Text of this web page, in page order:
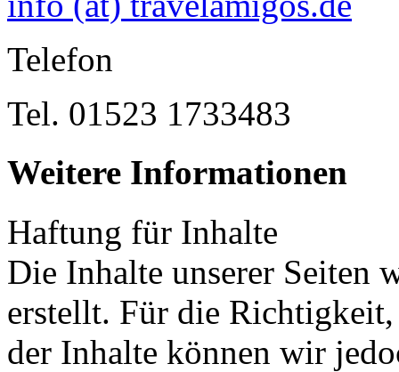
Telefon
Tel. 01523 1733483
Weitere Informationen
Haftung für Inhalte
Die Inhalte unserer Seiten
erstellt. Für die
der Inhalte können wir